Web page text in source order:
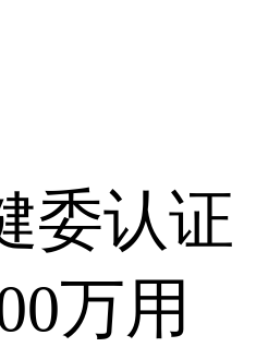
委认证
万用